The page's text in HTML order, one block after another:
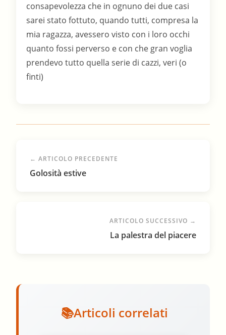
consapevolezza che in ognuno dei due casi
sarei stato fottuto, quando tutti, compresa la
mia ragazza, avessero visto con i loro occhi
quanto fossi perverso e con che gran voglia
prendevo tutto quella serie di cazzi, veri (o
finti)
← ARTICOLO PRECEDENTE
Golosità estive
ARTICOLO SUCCESSIVO →
La palestra del piacere
Articoli correlati